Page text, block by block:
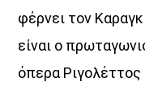
φέρνει τον
είναι ο
όπερα